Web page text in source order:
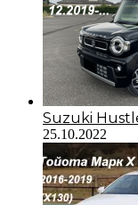
Suzuki
25.10.2022